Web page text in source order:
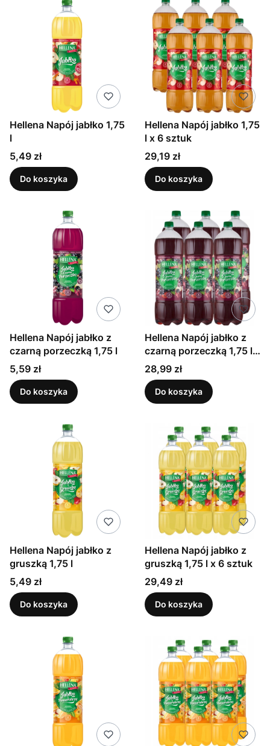
Hellena Napój jabłko 1,75
l
Cena
5,49 zł
Do koszyka
Hellena Napój jabłko 1,75
l x 6 sztuk
Cena
29,19 zł
Do koszyka
Hellena Napój jabłko z
czarną porzeczką 1,75 l
Cena
5,59 zł
Do koszyka
Hellena Napój jabłko z
czarną porzeczką 1,75 l x
6 sztuk
Cena
28,99 zł
Do koszyka
Hellena Napój jabłko z
gruszką 1,75 l
Cena
5,49 zł
Do koszyka
Hellena Napój jabłko z
gruszką 1,75 l x 6 sztuk
Cena
29,49 zł
Do koszyka